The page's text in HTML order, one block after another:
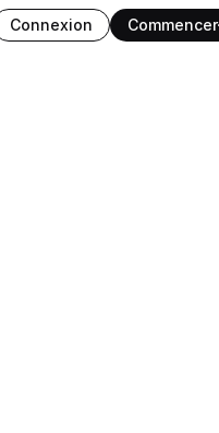
Connexion Commencer